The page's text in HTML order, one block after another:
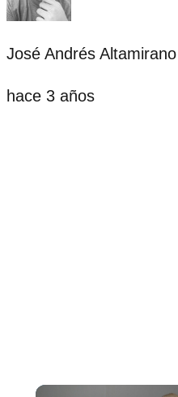
José Andrés
hace 3 años